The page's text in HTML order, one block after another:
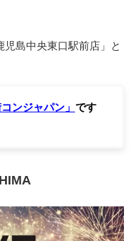
島中央東口駅前店」と
ンジャパン」 です